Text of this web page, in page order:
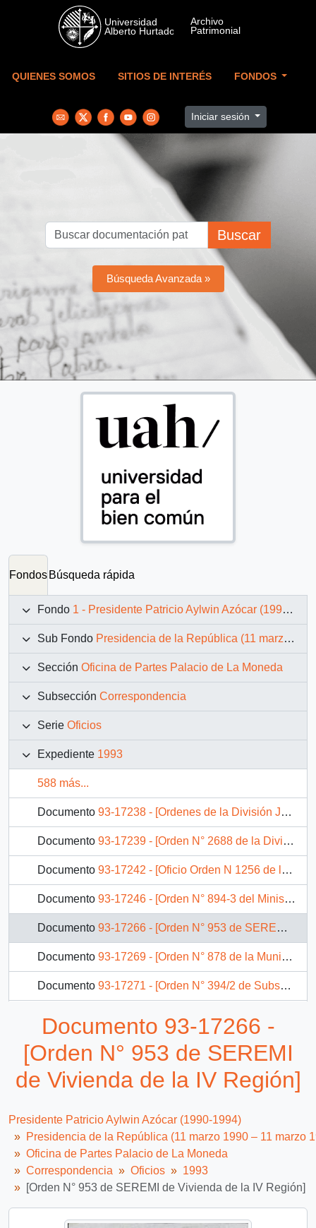
Skip to main content
QUIENES SOMOS SITIOS DE INTERÉS FONDOS
Iniciar sesión
Buscar
Búsqueda Avanzada »
Fondos Búsqueda rápida
Fondo 1 - Presidente Patricio Aylwin Azócar (1990-1994)
Sub Fondo Presidencia de la República (11 marzo 1990 – 11 marzo 1994)
Sección Oficina de Partes Palacio de La Moneda
Subsección Correspondencia
Serie Oficios
Expediente 1993
588 más...
Documento 93-17238 - [Ordenes de la División Judicial del Ministerio de Justicia por solicitudes de indulto]
Documento 93-17239 - [Orden N° 2688 de la División Judicial del Ministerio de Justicia por solicitud de indulto]
Documento 93-17242 - [Oficio Orden N 1256 de la Intendencia de X Región]
Documento 93-17246 - [Orden N° 894-3 del Ministerio de Trabajo]
Documento 93-17266 - [Orden N° 953 de SEREMI de Vivienda de la IV Región]
Documento 93-17269 - [Orden N° 878 de la Municipalidad de La Florida]
Documento 93-17271 - [Orden N° 394/2 de Subsecretaría de Previsión Social]
Documento 93-17277 - [Orden N° 316 de SEREMI de Justicia de III Región]
2694 más...
Documento 93-17266 -
[Orden N° 953 de SEREMI
de Vivienda de la IV Región]
Presidente Patricio Aylwin Azócar (1990-1994)
Presidencia de la República (11 marzo 1990 – 11 marzo
Oficina de Partes Palacio de La Moneda
Correspondencia
Oficios
1993
[Orden N° 953 de SEREMI de Vivienda de la IV Región]